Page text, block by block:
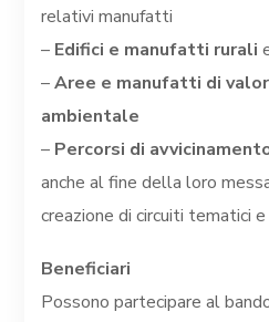
relativi manufatti
– Edifici e manufatti rurali
–Aree e manufatti di
ambientale
– Percorsi di
anche al fine della loro
creazione di circuiti tematici
Beneficiari
Possono partecipare al